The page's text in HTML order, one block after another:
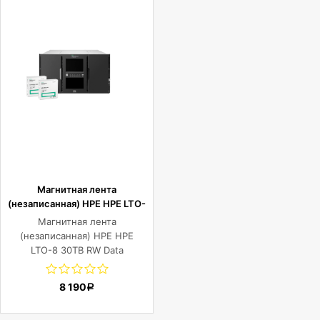
Магнитная лента
(незаписанная) HPE HPE LTO-
8 30TB RW Data Cartridge
Магнитная лента
(незаписанная) HPE HPE
LTO-8 30TB RW Data
Cartridge
8 190 Р